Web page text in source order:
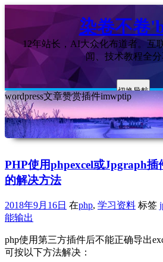
染卷不卷
12年站长，AI大众化布道者。互
闻、技术教程全分
切换导航
wordpress文章赞赏插件imwptip
PHP使用phpexcel或Jpgraph插
的解决方法
2018年9月16日 在php, 学习资料 标签
能输出
php使用第三方插件后不能正确导出
可按以下方法解决：